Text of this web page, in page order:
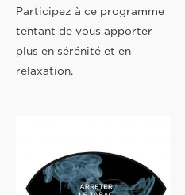
Participez à ce programme
tentant de vous apporter
plus en sérénité et en
relaxation.